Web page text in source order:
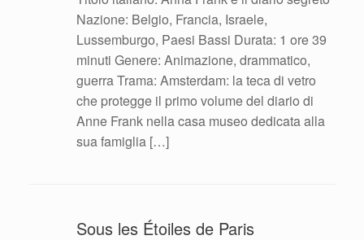
Nazione: Belgio, Francia, Israele,
Lussemburgo, Paesi Bassi Durata: 1 ore 39
minuti Genere: Animazione, drammatico,
guerra Trama: Amsterdam: la teca di vetro
che protegge il primo volume del diario di
Anne Frank nella casa museo dedicata alla
sua famiglia […]
Sous les Étoiles de Paris